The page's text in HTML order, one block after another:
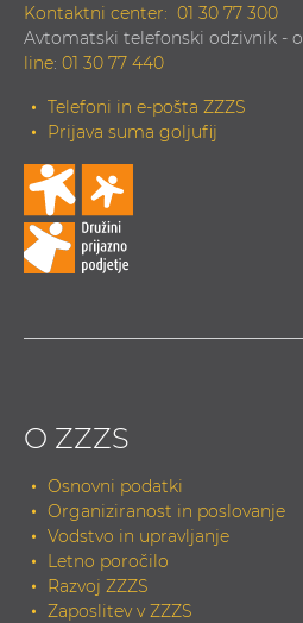
Kontaktni center: 01 30 77 300
Avtomatski telefonski odzivnik - o
line: 01 30 77 440
Telefoni in e-pošta ZZZS
Prijava suma goljufij
O ZZZS
Osnovni podatki
Organiziranost in poslovanje
Vodstvo in upravljanje
Letno poročilo
Razvoj ZZZS
Zaposlitev v ZZZS